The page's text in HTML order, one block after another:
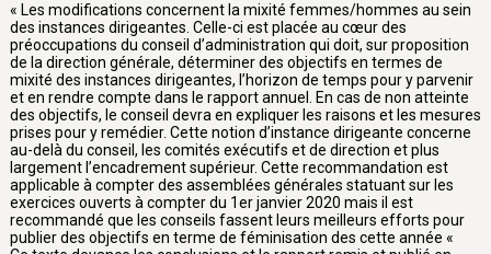
« Les modifications concernent la mixité femmes/hommes au sein
des instances dirigeantes. Celle-ci est placée au cœur des
préoccupations du conseil d’administration qui doit, sur proposition
de la direction générale, déterminer des objectifs en termes de
mixité des instances dirigeantes, l’horizon de temps pour y parvenir
et en rendre compte dans le rapport annuel. En cas de non atteinte
des objectifs, le conseil devra en expliquer les raisons et les mesures
prises pour y remédier. Cette notion d’instance dirigeante concerne
au-delà du conseil, les comités exécutifs et de direction et plus
largement l’encadrement supérieur. Cette recommandation est
applicable à compter des assemblées générales statuant sur les
exercices ouverts à compter du 1er janvier 2020 mais il est
recommandé que les conseils fassent leurs meilleurs efforts pour
publier des objectifs en terme de féminisation des cette année «